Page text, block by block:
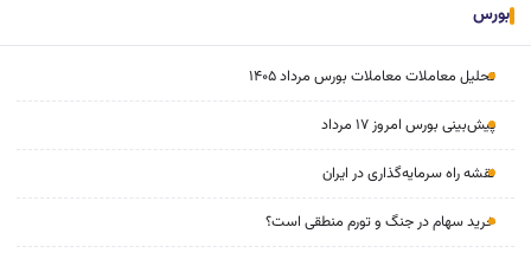
بورس
تحلیل معاملات معاملات بورس مرداد ۱۴۰۵
پیش‌بینی بورس امروز ۱۷ مرداد
نقشه راه سرمایه‌گذاری در ایران
خرید سهام در جنگ و تورم منطقی است؟